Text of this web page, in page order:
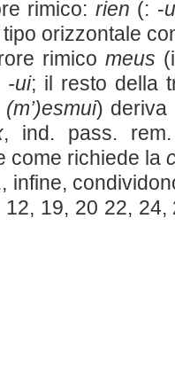
rimico: rien (: -
orizzontale
rimico meus
-ui; il resto della
(m’)esmui) deriva
, ind. pass.
come richiede la
infine,
12, 19, 20 22,